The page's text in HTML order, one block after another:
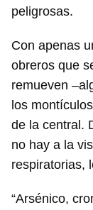
peligrosas.
Con apenas
obreros que
remueven
los
de la central.
no hay a la
respiratorias,
“Arsénico,